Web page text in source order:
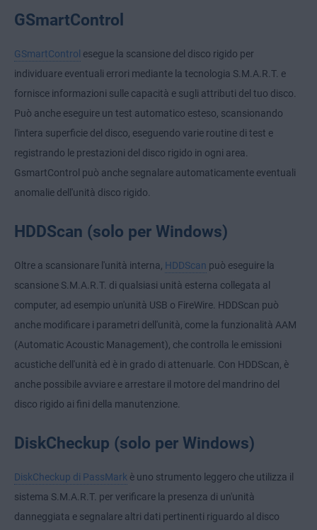
GSmartControl
GSmartControl esegue la scansione del disco rigido per
individuare eventuali errori mediante la tecnologia S.M.A.R.T. e
fornisce informazioni sulle capacità e sugli attributi del tuo disco.
Può anche eseguire un test automatico esteso, scansionando
l'intera superficie del disco, eseguendo varie routine di test e
registrando le prestazioni del disco rigido in ogni area.
GsmartControl può anche segnalare automaticamente eventuali
anomalie dell'unità disco rigido.
HDDScan (solo per Windows)
Oltre a scansionare l'unità interna, HDDScan può eseguire la
scansione S.M.A.R.T. di qualsiasi unità esterna collegata al
computer, ad esempio un'unità USB o FireWire. HDDScan può
anche modificare i parametri dell'unità, come la funzionalità AAM
(Automatic Acoustic Management), che controlla le emissioni
acustiche dell'unità ed è in grado di attenuarle. Con HDDScan, è
anche possibile avviare e arrestare il motore del mandrino del
disco rigido ai fini della manutenzione.
DiskCheckup (solo per Windows)
DiskCheckup di PassMark è uno strumento leggero che utilizza il
sistema S.M.A.R.T. per verificare la presenza di un'unità
danneggiata e segnalare altri dati pertinenti riguardo al disco